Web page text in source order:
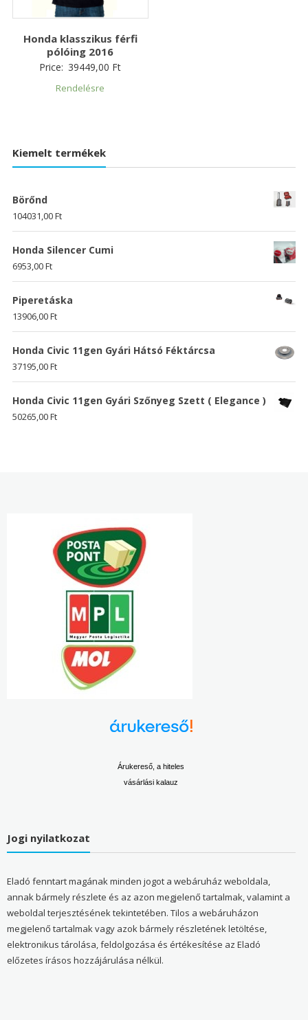
Honda klasszikus férfi
pólóing 2016
Price: 39449,00 Ft
Rendelésre
Kiemelt termékek
Börőnd
104031,00Ft
Honda Silencer Cumi
6953,00Ft
Piperetáska
13906,00Ft
Honda Civic 11gen Gyári Hátsó Féktárcsa
37195,00Ft
Honda Civic 11gen Gyári Szőnyeg Szett ( Elegance )
50265,00Ft
Árukereső, a hiteles
vásárlási kalauz
Jogi nyilatkozat
Eladó fenntart magának minden jogot a webáruház weboldala,
annak bármely részlete és az azon megjelenő tartalmak, valamint a
weboldal terjesztésének tekintetében. Tilos a webáruházon
megjelenő tartalmak vagy azok bármely részletének letöltése,
elektronikus tárolása, feldolgozása és értékesítése az Eladó
előzetes írásos hozzájárulása nélkül.